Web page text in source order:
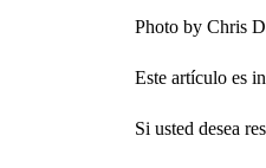
Photo by Chris
Este artículo es
Si usted desea